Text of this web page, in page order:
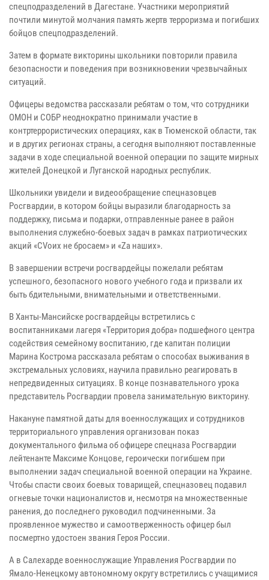
спецподразделений в Дагестане. Участники мероприятий
почтили минутой молчания память жертв терроризма и погибших
бойцов спецподразделений.
Затем в формате викторины школьники повторили правила
безопасности и поведения при возникновении чрезвычайных
ситуаций.
Офицеры ведомства рассказали ребятам о том, что сотрудники
ОМОН и СОБР неоднократно принимали участие в
контртеррористических операциях, как в Тюменской области, так
и в других регионах страны, а сегодня выполняют поставленные
задачи в ходе специальной военной операции по защите мирных
жителей Донецкой и Луганской народных республик.
Школьники увидели и видеообращение спецназовцев
Росгвардии, в котором бойцы выразили благодарность за
поддержку, письма и подарки, отправленные ранее в район
выполнения служебно-боевых задач в рамках патриотических
акций «СVоих не бросаем» и «Zа наших».
В завершении встречи росгвардейцы пожелали ребятам
успешного, безопасного нового учебного года и призвали их
быть бдительными, внимательными и ответственными.
В Ханты-Мансийске росгвардейцы встретились с
воспитанниками лагеря «Территория добра» подшефного центра
содействия семейному воспитанию, где капитан полиции
Марина Кострома рассказала ребятам о способах выживания в
экстремальных условиях, научила правильно реагировать в
непредвиденных ситуациях. В конце познавательного урока
представитель Росгвардии провела занимательную викторину.
Накануне памятной даты для военнослужащих и сотрудников
территориального управления организован показ
документального фильма об офицере спецназа Росгвардии
лейтенанте Максиме Концове, героически погибшем при
выполнении задач специальной военной операции на Украине.
Чтобы спасти своих боевых товарищей, спецназовец подавил
огневые точки националистов и, несмотря на множественные
ранения, до последнего руководил подчиненными. За
проявленное мужество и самоотверженность офицер был
посмертно удостоен звания Героя России.
А в Салехарде военнослужащие Управления Росгвардии по
Ямало-Ненецкому автономному округу встретились с учащимися